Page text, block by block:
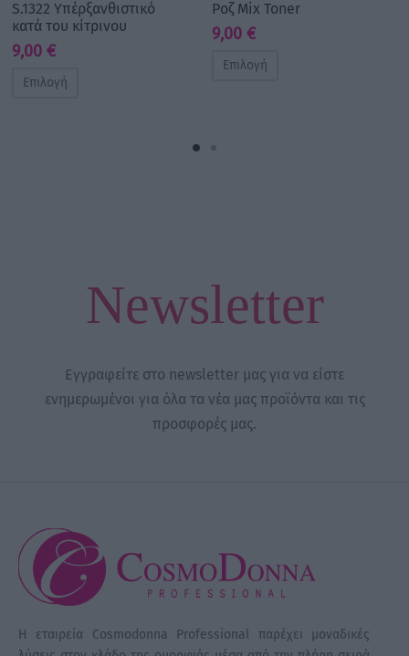
S.1322 Υπέρξανθιστικό
κατά του κίτρινου
9,00 €
Επιλογή
Ροζ Mix Toner
9,00 €
Επιλογή
Newsletter
Εγγραφείτε στο newsletter μας για να είστε
ενημερωμένοι για όλα τα νέα μας προϊόντα και τις
προσφορές μας.
Η εταιρεία Cosmodonna Professional παρέχει μοναδικές